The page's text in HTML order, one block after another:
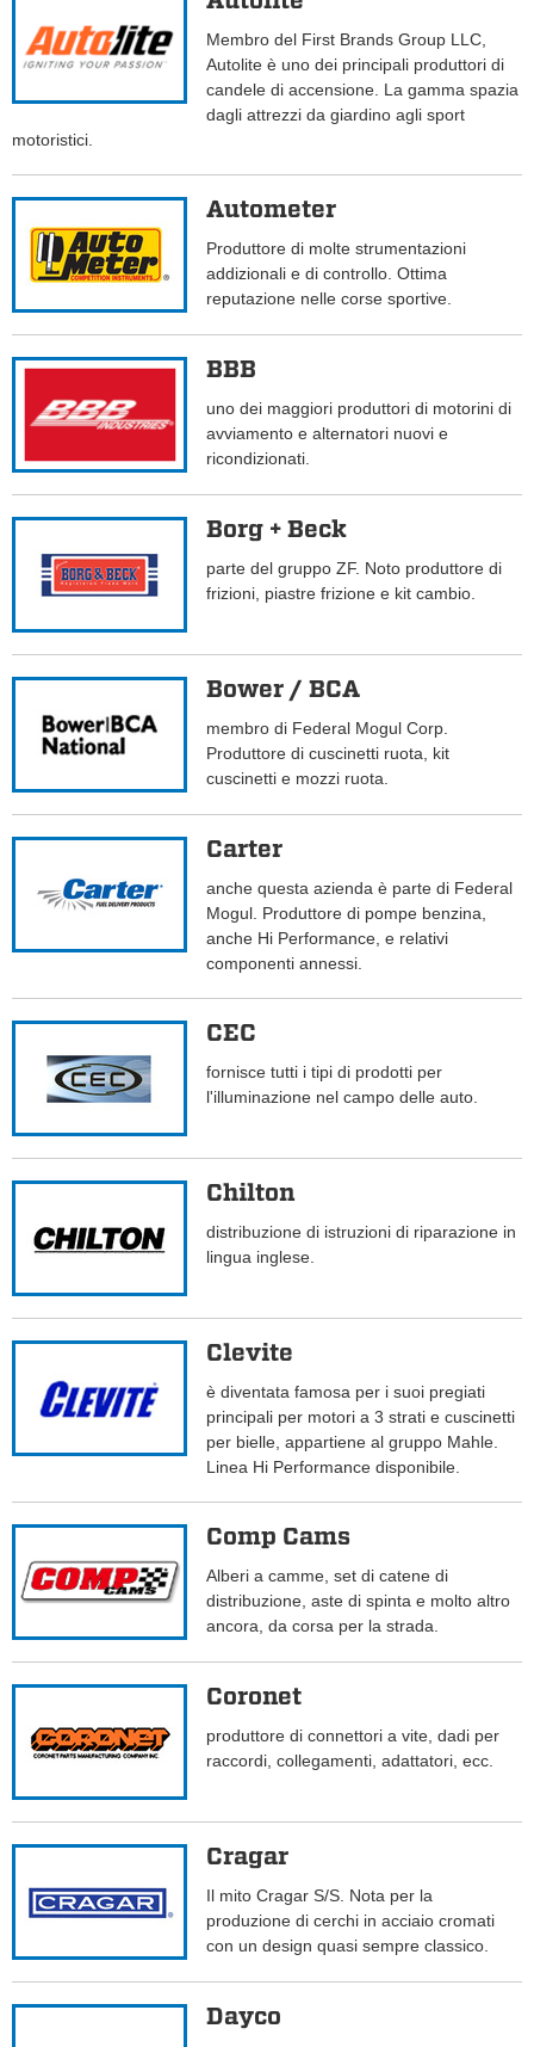
Membro del First Brands Group LLC,
Autolite è uno dei principali produttori di
candele di accensione. La gamma spazia
dagli attrezzi da giardino agli sport
motoristici.
Autometer
Produttore di molte strumentazioni
addizionali e di controllo. Ottima
reputazione nelle corse sportive.
BBB
uno dei maggiori produttori di motorini di
avviamento e alternatori nuovi e
ricondizionati.
Borg + Beck
parte del gruppo ZF. Noto produttore di
frizioni, piastre frizione e kit cambio.
Bower / BCA
membro di Federal Mogul Corp.
Produttore di cuscinetti ruota, kit
cuscinetti e mozzi ruota.
Carter
anche questa azienda è parte di Federal
Mogul. Produttore di pompe benzina,
anche Hi Performance, e relativi
componenti annessi.
CEC
fornisce tutti i tipi di prodotti per
l'illuminazione nel campo delle auto.
Chilton
distribuzione di istruzioni di riparazione in
lingua inglese.
Clevite
è diventata famosa per i suoi pregiati
principali per motori a 3 strati e cuscinetti
per bielle, appartiene al gruppo Mahle.
Linea Hi Performance disponibile.
Comp Cams
Alberi a camme, set di catene di
distribuzione, aste di spinta e molto altro
ancora, da corsa per la strada.
Coronet
produttore di connettori a vite, dadi per
raccordi, collegamenti, adattatori, ecc.
Cragar
Il mito Cragar S/S. Nota per la
produzione di cerchi in acciaio cromati
con un design quasi sempre classico.
Dayco